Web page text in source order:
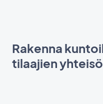
Rakenna
tilaajien yhteisö